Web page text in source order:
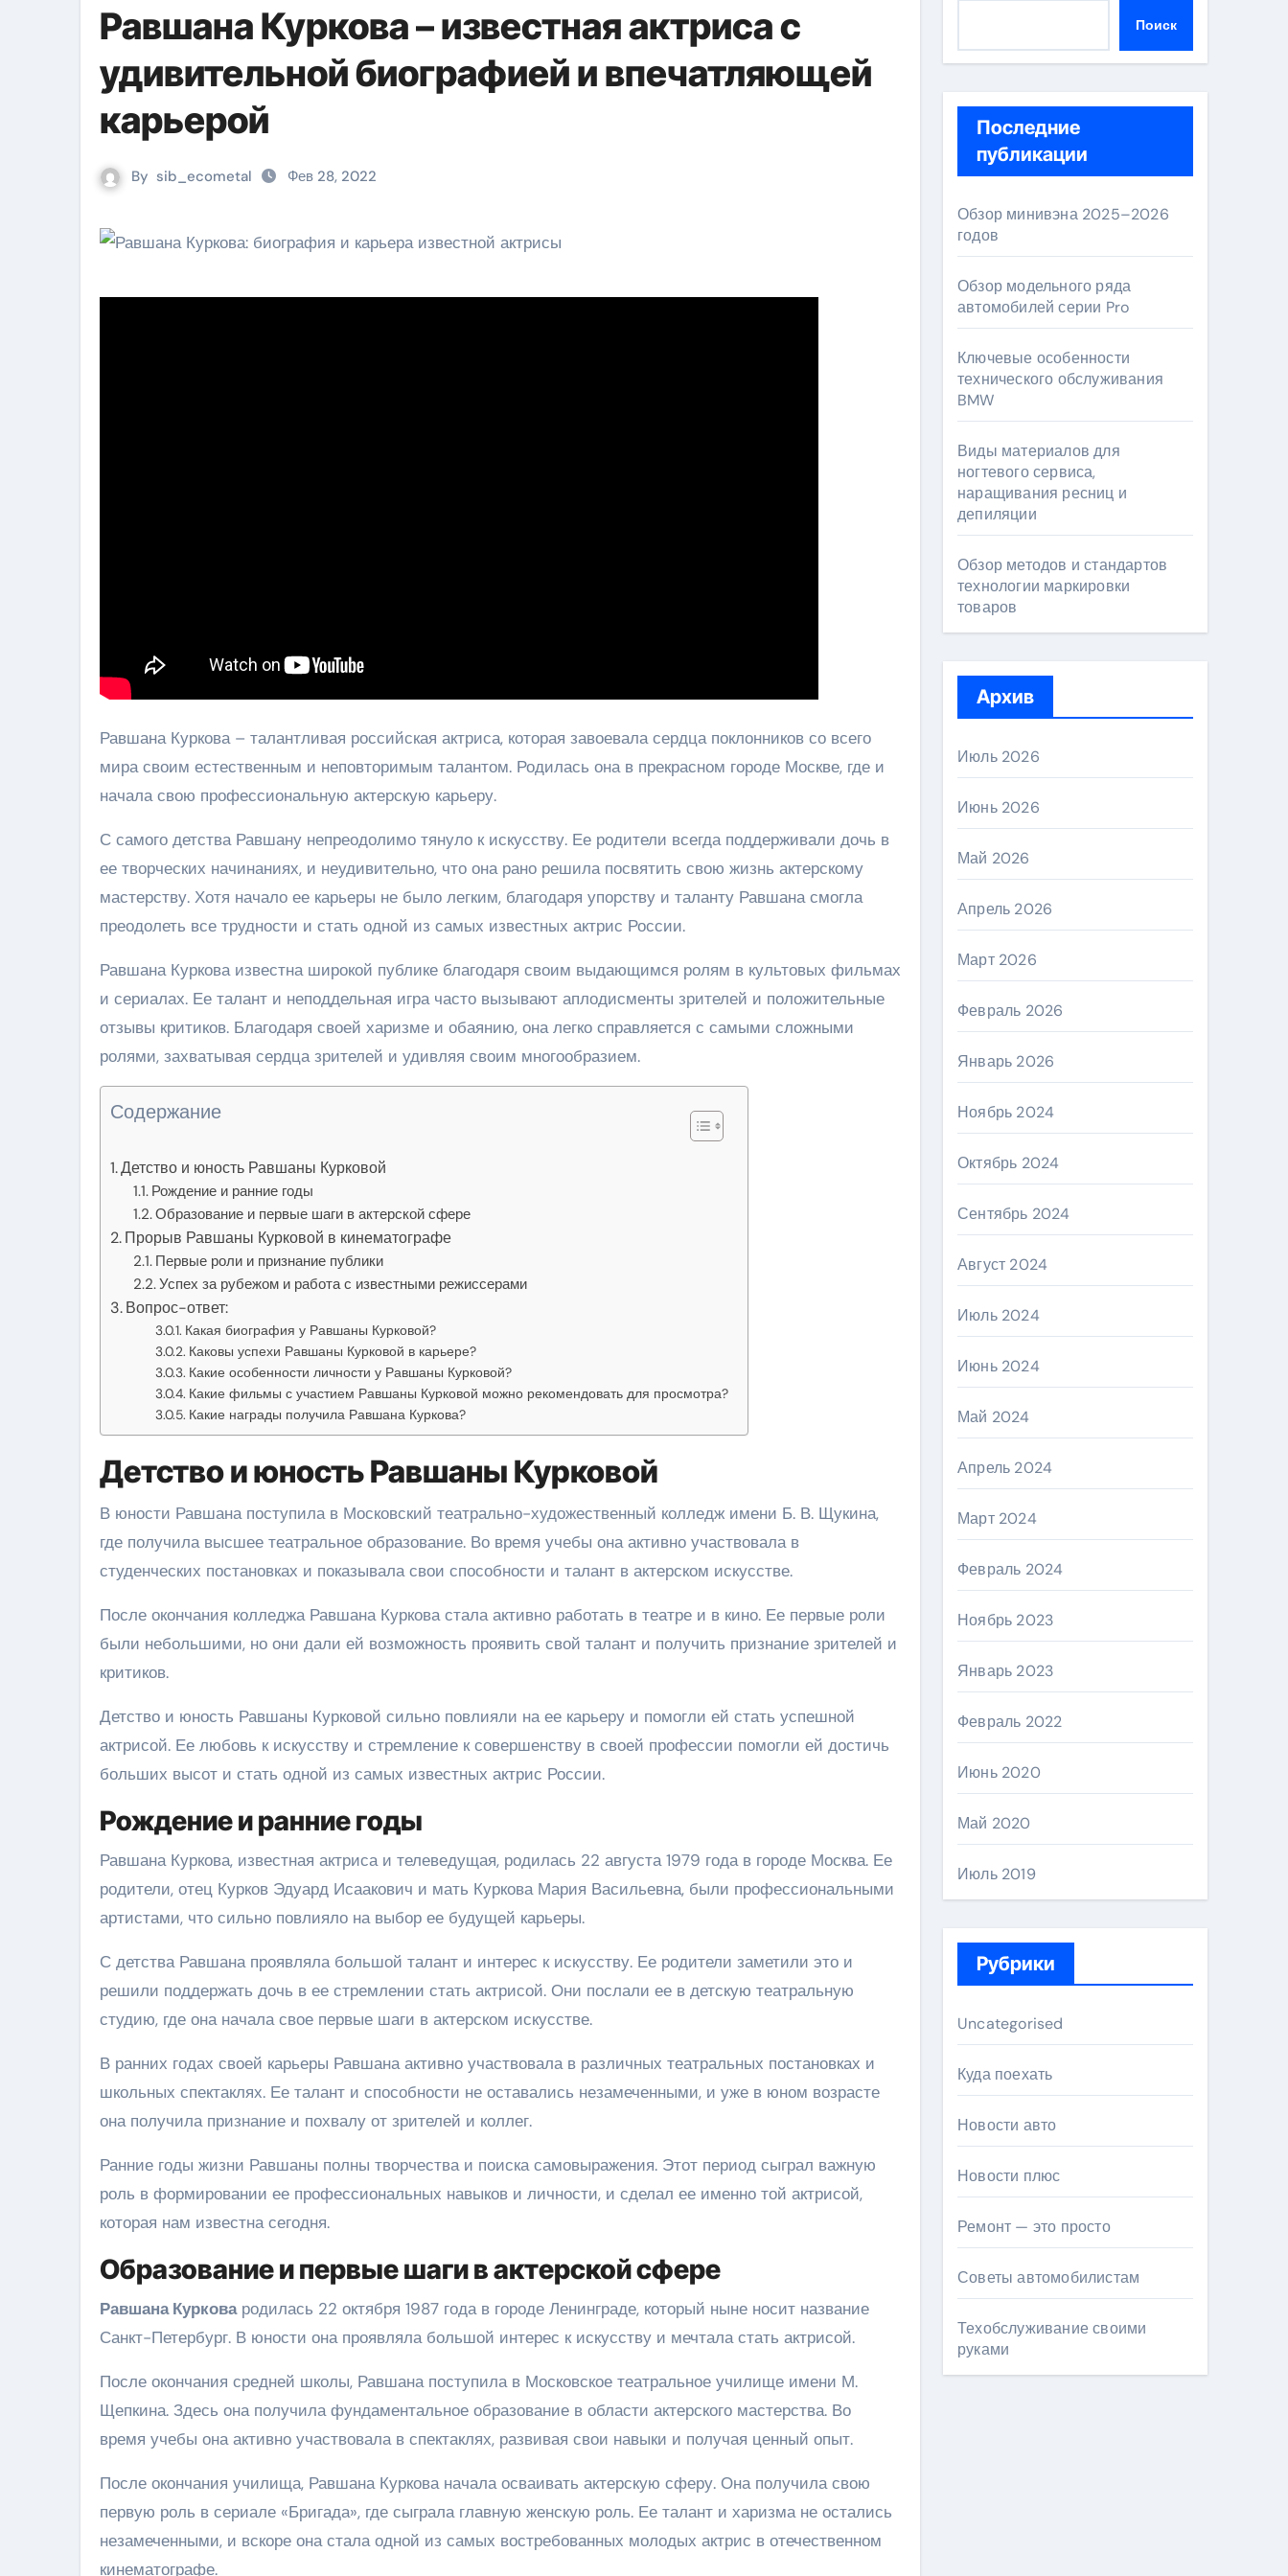
Равшана Куркова – известная актриса с
удивительной биографией и впечатляющей
карьерой
By sib_ecometal Фев 28, 2022
Равшана Куркова – талантливая российская актриса, которая завоевала сердца поклонников со всего
мира своим естественным и неповторимым талантом. Родилась она в прекрасном городе Москве, где и
начала свою профессиональную актерскую карьеру.
С самого детства Равшану непреодолимо тянуло к искусству. Ее родители всегда поддерживали дочь в
ее творческих начинаниях, и неудивительно, что она рано решила посвятить свою жизнь актерскому
мастерству. Хотя начало ее карьеры не было легким, благодаря упорству и таланту Равшана смогла
преодолеть все трудности и стать одной из самых известных актрис России.
Равшана Куркова известна широкой публике благодаря своим выдающимся ролям в культовых фильмах
и сериалах. Ее талант и неподдельная игра часто вызывают аплодисменты зрителей и положительные
отзывы критиков. Благодаря своей харизме и обаянию, она легко справляется с самыми сложными
ролями, захватывая сердца зрителей и удивляя своим многообразием.
Содержание
Детство и юность Равшаны Курковой
Рождение и ранние годы
Образование и первые шаги в актерской сфере
Прорыв Равшаны Курковой в кинематографе
Первые роли и признание публики
Успех за рубежом и работа с известными режиссерами
Вопрос-ответ:
Какая биография у Равшаны Курковой?
Каковы успехи Равшаны Курковой в карьере?
Какие особенности личности у Равшаны Курковой?
Какие фильмы с участием Равшаны Курковой можно рекомендовать для просмотра?
Какие награды получила Равшана Куркова?
Детство и юность Равшаны Курковой
В юности Равшана поступила в Московский театрально-художественный колледж имени Б. В. Щукина,
где получила высшее театральное образование. Во время учебы она активно участвовала в
студенческих постановках и показывала свои способности и талант в актерском искусстве.
После окончания колледжа Равшана Куркова стала активно работать в театре и в кино. Ее первые роли
были небольшими, но они дали ей возможность проявить свой талант и получить признание зрителей и
критиков.
Детство и юность Равшаны Курковой сильно повлияли на ее карьеру и помогли ей стать успешной
актрисой. Ее любовь к искусству и стремление к совершенству в своей профессии помогли ей достичь
больших высот и стать одной из самых известных актрис России.
Рождение и ранние годы
Равшана Куркова, известная актриса и телеведущая, родилась 22 августа 1979 года в городе Москва. Ее
родители, отец Курков Эдуард Исаакович и мать Куркова Мария Васильевна, были профессиональными
артистами, что сильно повлияло на выбор ее будущей карьеры.
С детства Равшана проявляла большой талант и интерес к искусству. Ее родители заметили это и
решили поддержать дочь в ее стремлении стать актрисой. Они послали ее в детскую театральную
студию, где она начала свое первые шаги в актерском искусстве.
В ранних годах своей карьеры Равшана активно участвовала в различных театральных постановках и
школьных спектаклях. Ее талант и способности не оставались незамеченными, и уже в юном возрасте
она получила признание и похвалу от зрителей и коллег.
Ранние годы жизни Равшаны полны творчества и поиска самовыражения. Этот период сыграл важную
роль в формировании ее профессиональных навыков и личности, и сделал ее именно той актрисой,
которая нам известна сегодня.
Образование и первые шаги в актерской сфере
Равшана Курковародилась 22 октября 1987 года в городе Ленинграде, который ныне носит название
Санкт-Петербург. В юности она проявляла большой интерес к искусству и мечтала стать актрисой.
После окончания средней школы, Равшана поступила в Московское театральное училище имени М.
Щепкина. Здесь она получила фундаментальное образование в области актерского мастерства. Во
время учебы она активно участвовала в спектаклях, развивая свои навыки и получая ценный опыт.
После окончания училища, Равшана Куркова начала осваивать актерскую сферу. Она получила свою
первую роль в сериале «Бригада», где сыграла главную женскую роль. Ее талант и харизма не остались
незамеченными, и вскоре она стала одной из самых востребованных молодых актрис в отечественном
кинематографе.
Поиск
Последние
публикации
Обзор минивэна 2025–2026
годов
Обзор модельного ряда
автомобилей серии Pro
Ключевые особенности
технического обслуживания
BMW
Виды материалов для
ногтевого сервиса,
наращивания ресниц и
депиляции
Обзор методов и стандартов
технологии маркировки
товаров
Архив
Июль 2026
Июнь 2026
Май 2026
Апрель 2026
Март 2026
Февраль 2026
Январь 2026
Ноябрь 2024
Октябрь 2024
Сентябрь 2024
Август 2024
Июль 2024
Июнь 2024
Май 2024
Апрель 2024
Март 2024
Февраль 2024
Ноябрь 2023
Январь 2023
Февраль 2022
Июнь 2020
Май 2020
Июль 2019
Рубрики
Uncategorised
Куда поехать
Новости авто
Новости плюс
Ремонт — это просто
Советы автомобилистам
Техобслуживание своими
руками